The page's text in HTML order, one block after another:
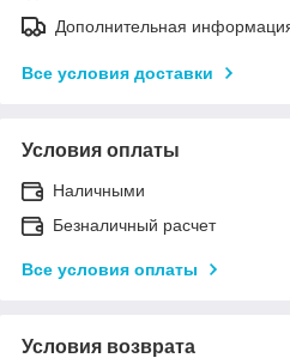
Дополнительная
Все условия доставки
Условия оплаты
Наличными
Безналичный расчет
Все условия оплаты
Условия возврата